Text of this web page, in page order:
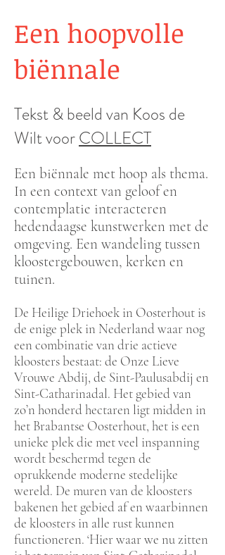
Een hoopvolle
biënnale
Tekst & beeld van Koos de
Wilt voorCOLLECT
Een biënnale met hoop als thema.
In een context van geloof en
contemplatie interacteren
hedendaagse kunstwerken met de
omgeving. Een wandeling tussen
kloostergebouwen, kerken en
tuinen.
De Heilige Driehoek in Oosterhout is
de enige plek in Nederland waar nog
een combinatie van drie actieve
kloosters bestaat: de Onze Lieve
Vrouwe Abdij, de Sint-Paulusabdij en
Sint-Catharinadal. Het gebied van
zo’n honderd hectaren ligt midden in
het Brabantse Oosterhout, het is een
unieke plek die met veel inspanning
wordt beschermd tegen de
oprukkende moderne stedelijke
wereld. De muren van de kloosters
bakenen het gebied af en waarbinnen
de kloosters in alle rust kunnen
functioneren. ‘Hier waar we nu zitten